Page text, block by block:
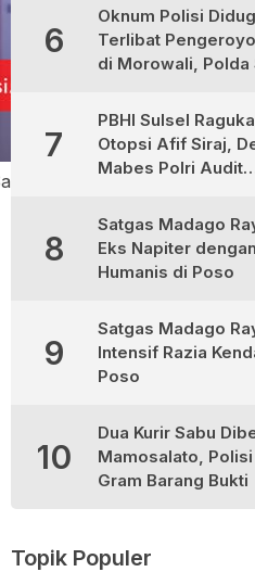
Narkoba Polres Sigi.
6
Oknum Polisi
Terlibat
di Morowali, Polda
7
PBHI Sulsel
Otopsi Afif Siraj,
Mabes Polri Audit
8
Satgas Madago
Eks Napiter
Humanis di Poso
9
Satgas Madago
Intensif Razia
Poso
10
Dua Kurir Sabu
Mamosalato,
Gram Barang Bukti
Topik Populer